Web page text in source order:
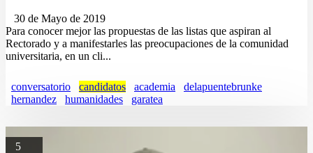
30 de Mayo de 2019
Para conocer mejor las propuestas de las listas que aspiran al
Rectorado y a manifestarles las preocupaciones de la comunidad
universitaria, en un cli...
conversatorio candidatos academia
delapuentebrunke
hernandez
humanidades garatea
5